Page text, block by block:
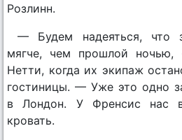
Розлинн.
— Будем надеяться, что
мягче, чем прошлой
Нетти, когда их экипаж
гостиницы. — Уже это одно
в Лондон. У Френсис нас
кровать.